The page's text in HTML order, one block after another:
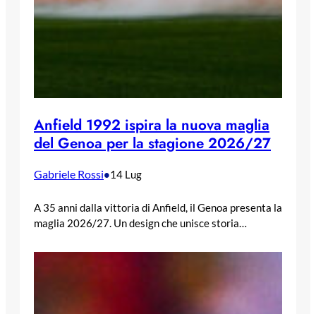
Anfield 1992 ispira la nuova maglia
del Genoa per la stagione 2026/27
Gabriele Rossi•14 Lug
A 35 anni dalla vittoria di Anfield, il Genoa presenta la
maglia 2026/27. Un design che unisce storia…